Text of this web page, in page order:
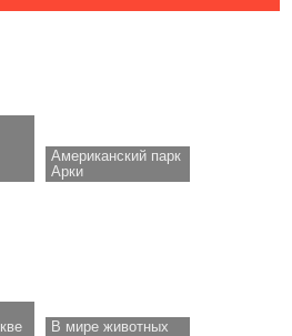
Американский парк
Арки
В мире животных